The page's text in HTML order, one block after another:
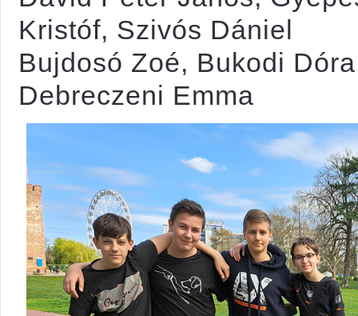
Kristóf, Szivós Dániel
Bujdosó Zoé, Bukodi
Debreczeni Emma